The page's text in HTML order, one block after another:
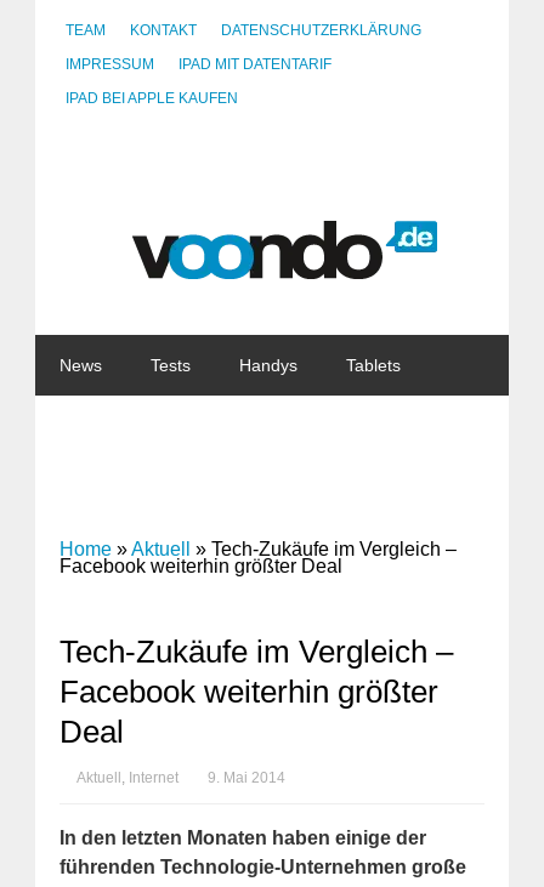
TEAM KONTAKT
DATENSCHUTZERKLÄRUNG
IMPRESSUM
IPAD MIT DATENTARIF
IPAD BEI APPLE KAUFEN
News Tests Handys Tablets
Home »Aktuell » Tech-Zukäufe im Vergleich –
Facebook weiterhin größter Deal
Tech-Zukäufe im Vergleich –
Facebook weiterhin größter
Deal
Aktuell , Internet 9. Mai 2014
In den letzten Monaten haben einige der
führenden Technologie-Unternehmen große